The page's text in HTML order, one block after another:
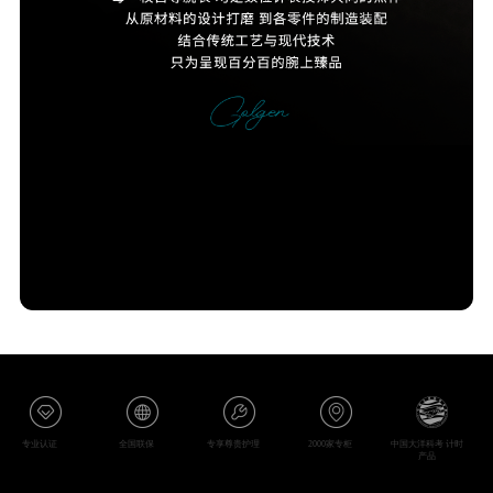
专业认证 全国联保 专享尊贵护理 2000家专柜
中国大洋科考 计时
产品